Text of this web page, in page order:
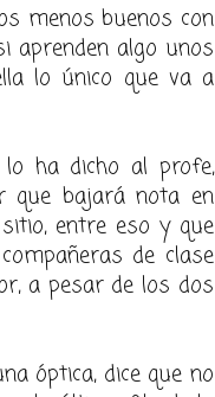
menos buenos con
aprenden algo unos
lo único que va a
ha dicho al profe,
que bajará nota en
entre eso y que
de clase
a pesar de los dos
óptica, dice que no